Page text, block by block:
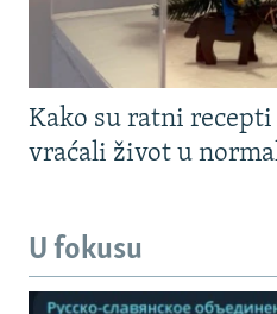
Kako su ratni
vraćali život u
U fokusu